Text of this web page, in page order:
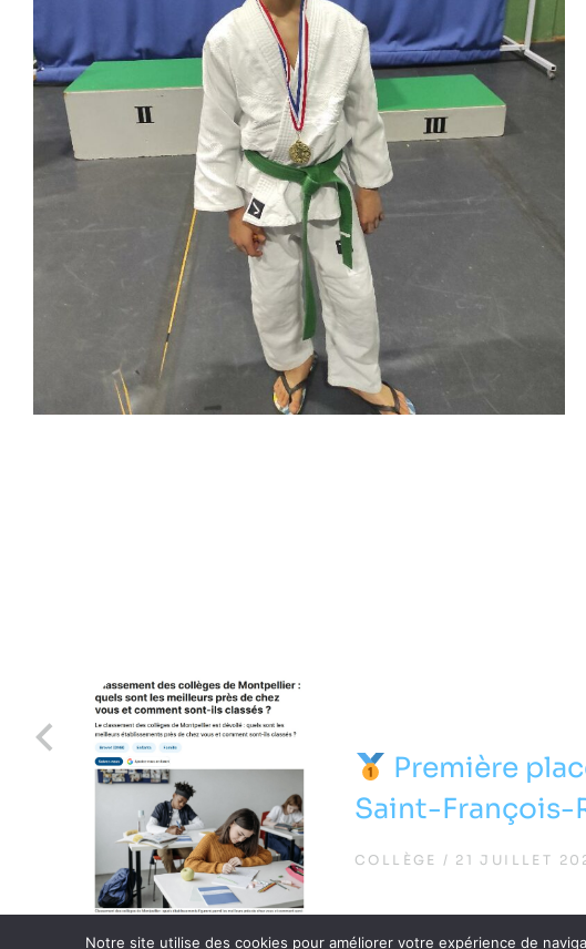
Première
Saint-François-
COLLÈGE 21 JUILLET
Notre site utilise des cookies pour améliorer votre expérience de